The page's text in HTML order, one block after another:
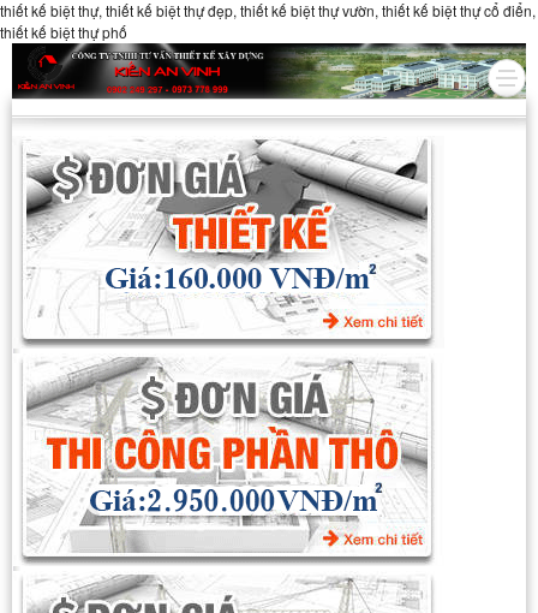
thiết kế biệt thự, thiết kế biệt thự đẹp, thiết kế biệt thự vườn, thiết kế biệt thự cổ điển,
thiết kế biệt thự phố